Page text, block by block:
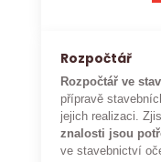
Rozpočtář
Rozpočtář ve
přípravě
jejich realizaci.
znalosti jsou
ve stavebnictví